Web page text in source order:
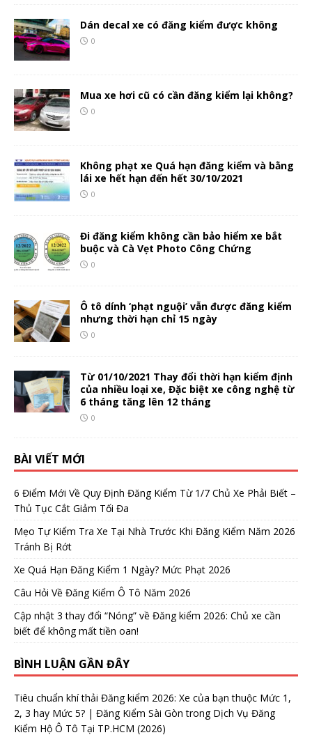
Dán decal xe có đăng kiểm được không
0
Mua xe hơi cũ có cần đăng kiểm lại không?
0
Không phạt xe Quá hạn đăng kiểm và bằng
lái xe hết hạn đến hết 30/10/2021
0
Đi đăng kiểm không cần bảo hiểm xe bắt
buộc và Cà Vẹt Photo Công Chứng
0
Ô tô dính ‘phạt nguội’ vẫn được đăng kiểm
nhưng thời hạn chỉ 15 ngày
0
Từ 01/10/2021 Thay đổi thời hạn kiểm định
của nhiều loại xe, Đặc biệt xe công nghệ từ
6 tháng tăng lên 12 tháng
0
BÀI VIẾT MỚI
6 Điểm Mới Về Quy Định Đăng Kiểm Từ 1/7 Chủ Xe Phải Biết –
Thủ Tục Cắt Giảm Tối Đa
Mẹo Tự Kiểm Tra Xe Tại Nhà Trước Khi Đăng Kiểm Năm 2026
Tránh Bị Rớt
Xe Quá Hạn Đăng Kiểm 1 Ngày? Mức Phạt 2026
Câu Hỏi Về Đăng Kiểm Ô Tô Năm 2026
Cập nhật 3 thay đổi “Nóng” về Đăng kiểm 2026: Chủ xe cần
biết để không mất tiền oan!
BÌNH LUẬN GẦN ĐÂY
Tiêu chuẩn khí thải Đăng kiểm 2026: Xe của bạn thuộc Mức 1,
2, 3 hay Mức 5? | Đăng Kiểm Sài Gòn trong Dịch Vụ Đăng
Kiểm Hộ Ô Tô Tại TP.HCM (2026)